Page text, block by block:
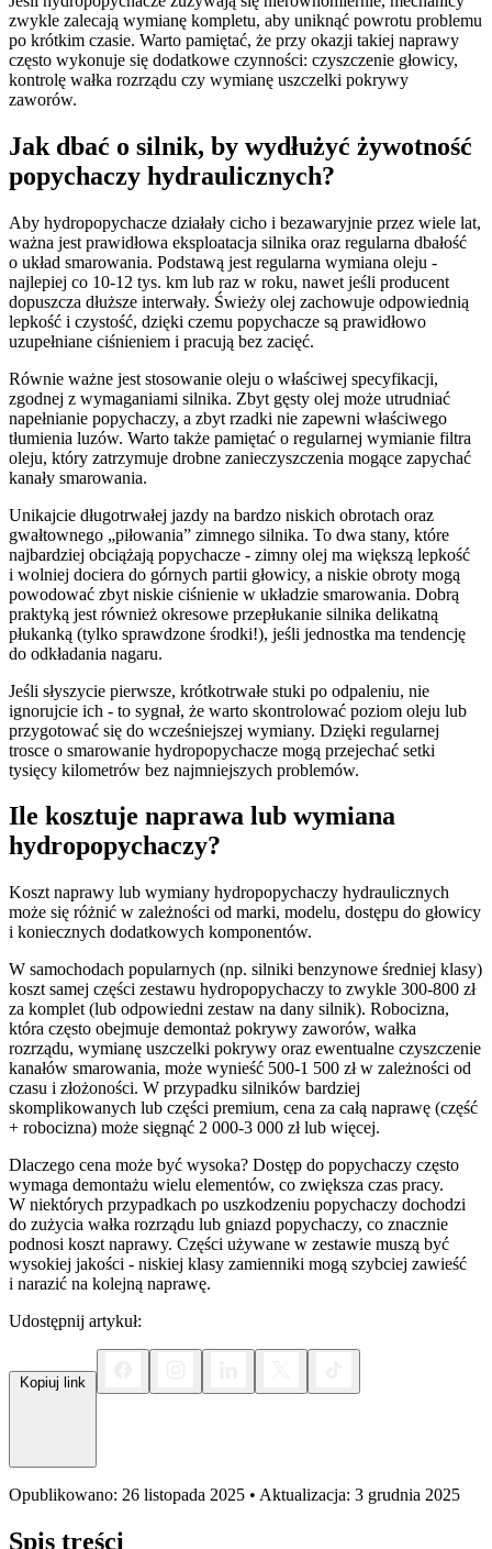
zwykle zalecają wymianę kompletu, aby uniknąć powrotu problemu
po krótkim czasie. Warto pamiętać, że przy okazji takiej naprawy
często wykonuje się dodatkowe czynności: czyszczenie głowicy,
kontrolę wałka rozrządu czy wymianę uszczelki pokrywy
zaworów.
Jak dbać o silnik, by wydłużyć żywotność
popychaczy hydraulicznych?
Aby hydropopychacze działały cicho i bezawaryjnie przez wiele lat,
ważna jest prawidłowa eksploatacja silnika oraz regularna dbałość
o układ smarowania. Podstawą jest regularna wymiana oleju -
najlepiej co 10-12 tys. km lub raz w roku, nawet jeśli producent
dopuszcza dłuższe interwały. Świeży olej zachowuje odpowiednią
lepkość i czystość, dzięki czemu popychacze są prawidłowo
uzupełniane ciśnieniem i pracują bez zacięć.
Równie ważne jest stosowanie oleju o właściwej specyfikacji,
zgodnej z wymaganiami silnika. Zbyt gęsty olej może utrudniać
napełnianie popychaczy, a zbyt rzadki nie zapewni właściwego
tłumienia luzów. Warto także pamiętać o regularnej wymianie filtra
oleju, który zatrzymuje drobne zanieczyszczenia mogące zapychać
kanały smarowania.
Unikajcie długotrwałej jazdy na bardzo niskich obrotach oraz
gwałtownego „piłowania” zimnego silnika. To dwa stany, które
najbardziej obciążają popychacze - zimny olej ma większą lepkość
i wolniej dociera do górnych partii głowicy, a niskie obroty mogą
powodować zbyt niskie ciśnienie w układzie smarowania. Dobrą
praktyką jest również okresowe przepłukanie silnika delikatną
płukanką (tylko sprawdzone środki!), jeśli jednostka ma tendencję
do odkładania nagaru.
Jeśli słyszycie pierwsze, krótkotrwałe stuki po odpaleniu, nie
ignorujcie ich - to sygnał, że warto skontrolować poziom oleju lub
przygotować się do wcześniejszej wymiany. Dzięki regularnej
trosce o smarowanie hydropopychacze mogą przejechać setki
tysięcy kilometrów bez najmniejszych problemów.
Ile kosztuje naprawa lub wymiana
hydropopychaczy?
Koszt naprawy lub wymiany hydropopychaczy hydraulicznych
może się różnić w zależności od marki, modelu, dostępu do głowicy
i koniecznych dodatkowych komponentów.
W samochodach popularnych (np. silniki benzynowe średniej klasy)
koszt samej części zestawu hydropopychaczy to zwykle 300-800 zł
za komplet (lub odpowiedni zestaw na dany silnik). Robocizna,
która często obejmuje demontaż pokrywy zaworów, wałka
rozrządu, wymianę uszczelki pokrywy oraz ewentualne czyszczenie
kanałów smarowania, może wynieść 500-1 500 zł w zależności od
czasu i złożoności. W przypadku silników bardziej
skomplikowanych lub części premium, cena za całą naprawę (część
+ robocizna) może sięgnąć 2 000-3 000 zł lub więcej.
Dlaczego cena może być wysoka? Dostęp do popychaczy często
wymaga demontażu wielu elementów, co zwiększa czas pracy.
W niektórych przypadkach po uszkodzeniu popychaczy dochodzi
do zużycia wałka rozrządu lub gniazd popychaczy, co znacznie
podnosi koszt naprawy. Części używane w zestawie muszą być
wysokiej jakości - niskiej klasy zamienniki mogą szybciej zawieść
i narazić na kolejną naprawę.
Udostępnij artykuł:
Opublikowano: 26 listopada 2025 • Aktualizacja: 3 grudnia 2025
Spis treści